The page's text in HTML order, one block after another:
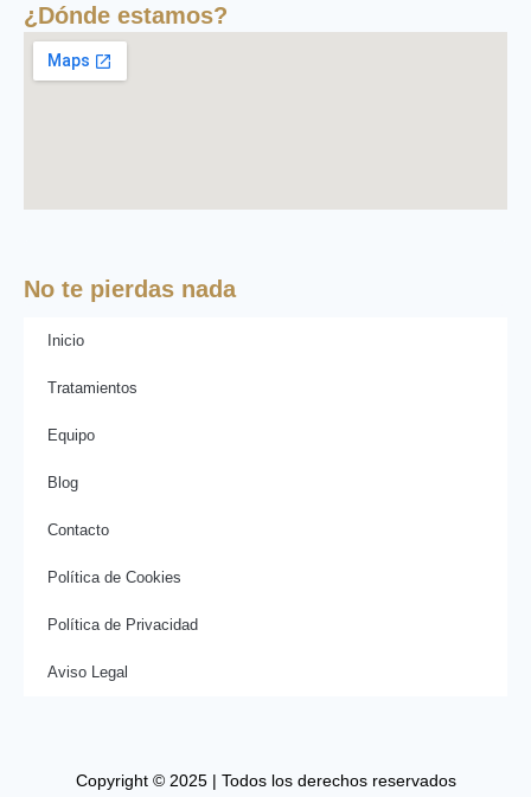
¿Dónde estamos?
No te pierdas nada
Inicio
Tratamientos
Equipo
Blog
Contacto
Política de Cookies
Política de Privacidad
Aviso Legal
Copyright © 2025 | Todos los derechos reservados